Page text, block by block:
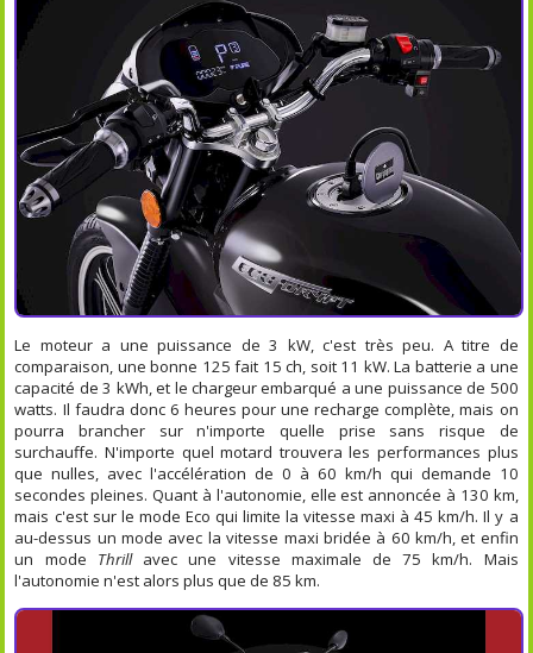
Le moteur a une puissance de 3 kW, c'est très peu. A titre de
comparaison, une bonne 125 fait 15 ch, soit 11 kW. La batterie a une
capacité de 3 kWh, et le chargeur embarqué a une puissance de 500
watts. Il faudra donc 6 heures pour une recharge complète, mais on
pourra brancher sur n'importe quelle prise sans risque de
surchauffe. N'importe quel motard trouvera les performances plus
que nulles, avec l'accélération de 0 à 60 km/h qui demande 10
secondes pleines. Quant à l'autonomie, elle est annoncée à 130 km,
mais c'est sur le mode Eco qui limite la vitesse maxi à 45 km/h. Il y a
au-dessus un mode avec la vitesse maxi bridée à 60 km/h, et enfin
un mode Thrillavec une vitesse maximale de 75 km/h. Mais
l'autonomie n'est alors plus que de 85 km.